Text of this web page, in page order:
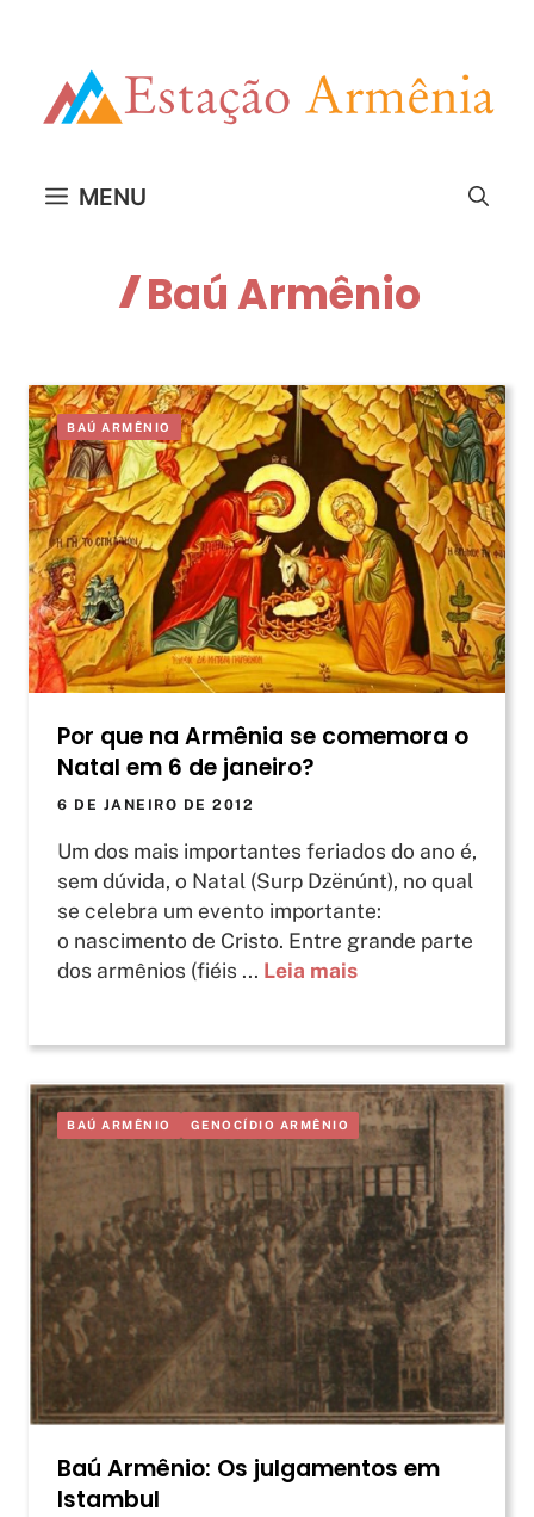
MENU
Baú Armênio
BAÚ ARMÊNIO
Por que na Armênia se comemora o
Natal em 6 de janeiro?
6 DE JANEIRO DE 2012
Um dos mais importantes feriados do ano é,
sem dúvida, o Natal (Surp Dzënúnt), no qual
se celebra um evento importante:
o nascimento de Cristo. Entre grande parte
dos armênios (fiéis ... Leia mais
BAÚ ARMÊNIO GENOCÍDIO ARMÊNIO
Baú Armênio: Os julgamentos em
Istambul